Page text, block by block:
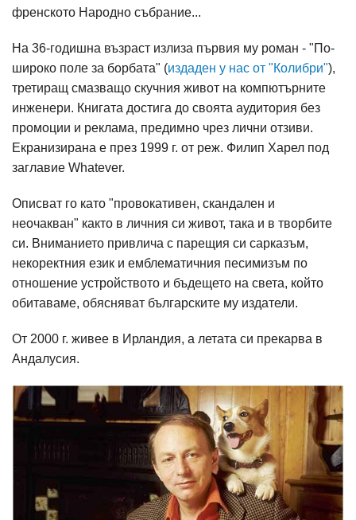
френското Народно събрание...
На 36-годишна възраст излиза първия му роман - "По-
широко поле за борбата" (издаден у нас от "Колибри"),
третиращ смазващо скучния живот на компютърните
инженери. Книгата достига до своята аудитория без
промоции и реклама, предимно чрез лични отзиви.
Екранизирана е през 1999 г. от реж. Филип Харел под
заглавие Whatever.
Описват го като "провокативен, скандален и
неочакван" както в личния си живот, така и в творбите
си. Вниманието привлича с парещия си сарказъм,
некоректния език и емблематичния песимизъм по
отношение устройството и бъдещето на света, който
обитаваме, обясняват българските му издатели.
От 2000 г. живее в Ирландия, а летата си прекарва в
Андалусия.